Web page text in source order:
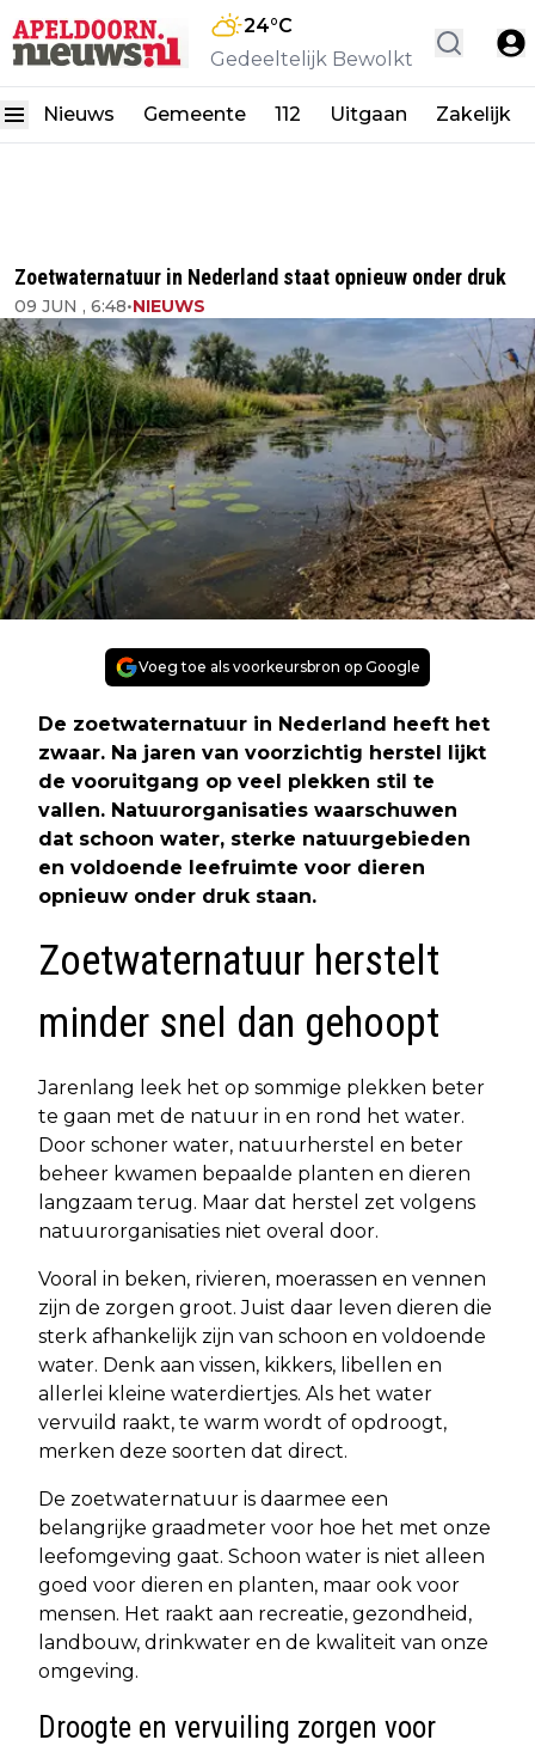
24°C
Gedeeltelijk Bewolkt
Nieuws Gemeente 112 Uitgaan Zakelijk
Zoetwaternatuur in Nederland staat opnieuw onder druk
09 JUN , 6:48•NIEUWS
Voeg toe als voorkeursbron op Google
De zoetwaternatuur in Nederland heeft het
zwaar. Na jaren van voorzichtig herstel lijkt
de vooruitgang op veel plekken stil te
vallen. Natuurorganisaties waarschuwen
dat schoon water, sterke natuurgebieden
en voldoende leefruimte voor dieren
opnieuw onder druk staan.
Zoetwaternatuur herstelt
minder snel dan gehoopt
Jarenlang leek het op sommige plekken beter
te gaan met de natuur in en rond het water.
Door schoner water, natuurherstel en beter
beheer kwamen bepaalde planten en dieren
langzaam terug. Maar dat herstel zet volgens
natuurorganisaties niet overal door.
Vooral in beken, rivieren, moerassen en vennen
zijn de zorgen groot. Juist daar leven dieren die
sterk afhankelijk zijn van schoon en voldoende
water. Denk aan vissen, kikkers, libellen en
allerlei kleine waterdiertjes. Als het water
vervuild raakt, te warm wordt of opdroogt,
merken deze soorten dat direct.
De zoetwaternatuur is daarmee een
belangrijke graadmeter voor hoe het met onze
leefomgeving gaat. Schoon water is niet alleen
goed voor dieren en planten, maar ook voor
mensen. Het raakt aan recreatie, gezondheid,
landbouw, drinkwater en de kwaliteit van onze
omgeving.
Droogte en vervuiling zorgen voor